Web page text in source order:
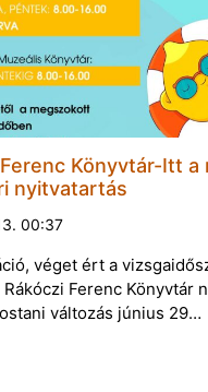
Könyvtár-Itt a
nyitvatartás
00:37
véget ért a
Rákóczi Ferenc Könyvtár
változás június 29…